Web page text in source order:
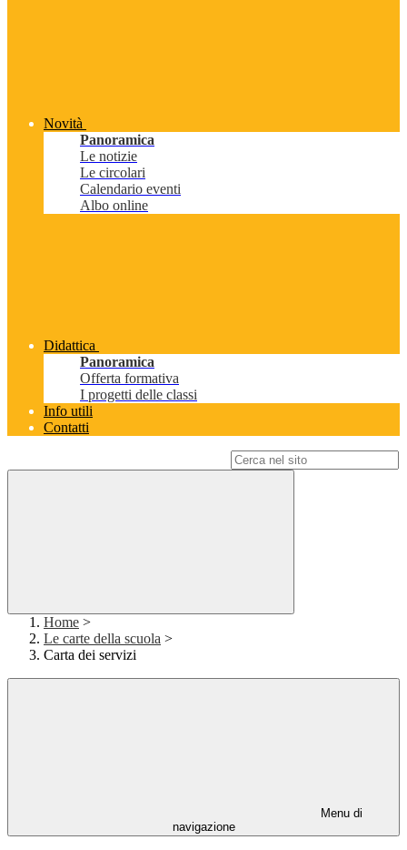
Novità
Panoramica
Le notizie
Le circolari
Calendario eventi
Albo online
Didattica
Panoramica
Offerta formativa
I progetti delle classi
Info utili
Contatti
Home >
Le carte della scuola >
Carta dei servizi
Menu di
navigazione